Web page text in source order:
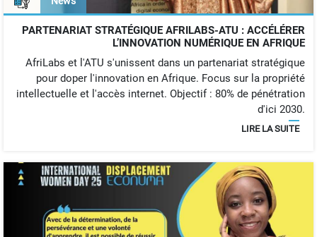
PARTENARIAT STRATÉGIQUE AFRILABS-ATU : ACCÉLÉRER
L’INNOVATION NUMÉRIQUE EN AFRIQUE
AfriLabs et l'ATU s'unissent dans un partenariat stratégique
pour doper l'innovation en Afrique. Focus sur la propriété
intellectuelle et l'accès internet. Objectif : 80% de pénétration
d'ici 2030.
LIRE LA SUITE